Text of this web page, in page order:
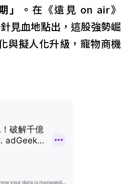
」。 在《遠見 on air》
見血地點出，這股強勢崛
與擬人化升級，寵物商機